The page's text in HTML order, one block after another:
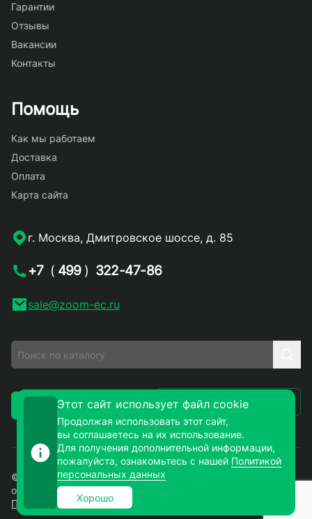
Гарантии
Отзывы
Вакансии
Контакты
Помощь
Как мы работаем
Доставка
Оплата
Карта сайта
г. Москва, Дмитровское шоссе, д. 85
+7 ( 499 ) 322-47-86
sale@zoom-ec.ru
Заказать звонок Написать письмо
© 2026. ЗУМ-СМД – продажа электронных компонентов
оптом и в розницу. Все права защищены.
Политика конфиденциальности
Этот сайт использует файл cookie
Продолжая использовать этот сайт,
вы соглашаетесь на их использование.
Для получения дополнительной информации,
пожалуйста, ознакомьтесь с нашей Политикой
персональных данных
Хорошо